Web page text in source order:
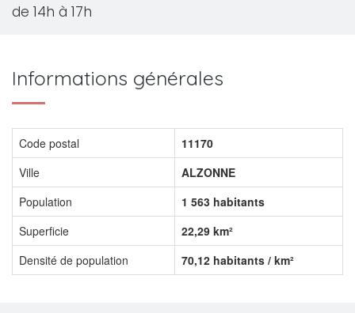
de 14h à 17h
Informations générales
Code postal
11170
Ville
ALZONNE
Population
1 563 habitants
Superficie
22,29 km²
Densité de population
70,12 habitants / km²